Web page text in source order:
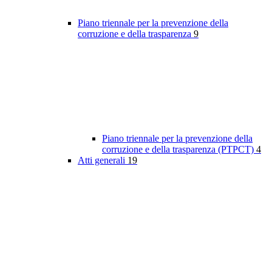
Piano triennale per la prevenzione della
corruzione e della trasparenza 9
Piano triennale per la prevenzione della
corruzione e della trasparenza (PTPCT) 4
Atti generali 19